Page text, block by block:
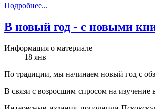
Подробнее...
В новый год - с новыми
Информация о материале
18 янв
По традиции, мы начинаем новый год с
В связи с возросшим спросом на